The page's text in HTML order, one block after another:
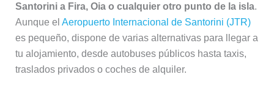
Santorini a Fira, Oia o cualquier otro punto de la isla.
Aunque el Aeropuerto Internacional de Santorini (JTR)
es pequeño, dispone de varias alternativas para llegar a
tu alojamiento, desde autobuses públicos hasta taxis,
traslados privados o coches de alquiler.